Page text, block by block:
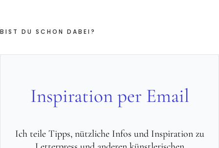
BIST DU SCHON DABEI?
Inspiration per Email
Ich teile Tipps, nützliche Infos und Inspiration zu